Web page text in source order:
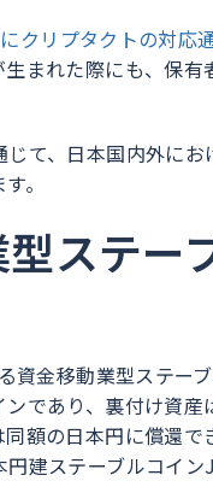
クリプタクトの対応
まれた際にも、保
じて、日本国内外に
。
ステー
資金移動業型ステー
であり、裏付け資
額の日本円に償還
円建ステーブルコイ